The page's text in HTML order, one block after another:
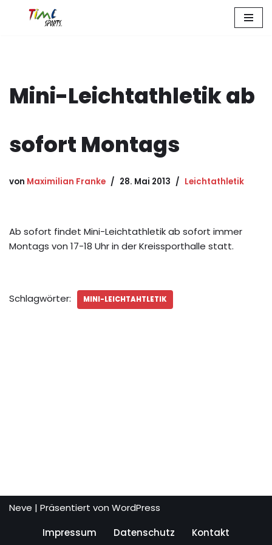
Mini-Leichtathletik ab
sofort Montags
von Maximilian Franke 28. Mai 2013 Leichtathletik
Ab sofort findet Mini-Leichtathletik ab sofort immer
Montags von 17-18 Uhr in der Kreissporthalle statt.
Schlagwörter: MINI-LEICHTAHTLETIK
Neve | Präsentiert von WordPress
Impressum
Datenschutz Kontakt